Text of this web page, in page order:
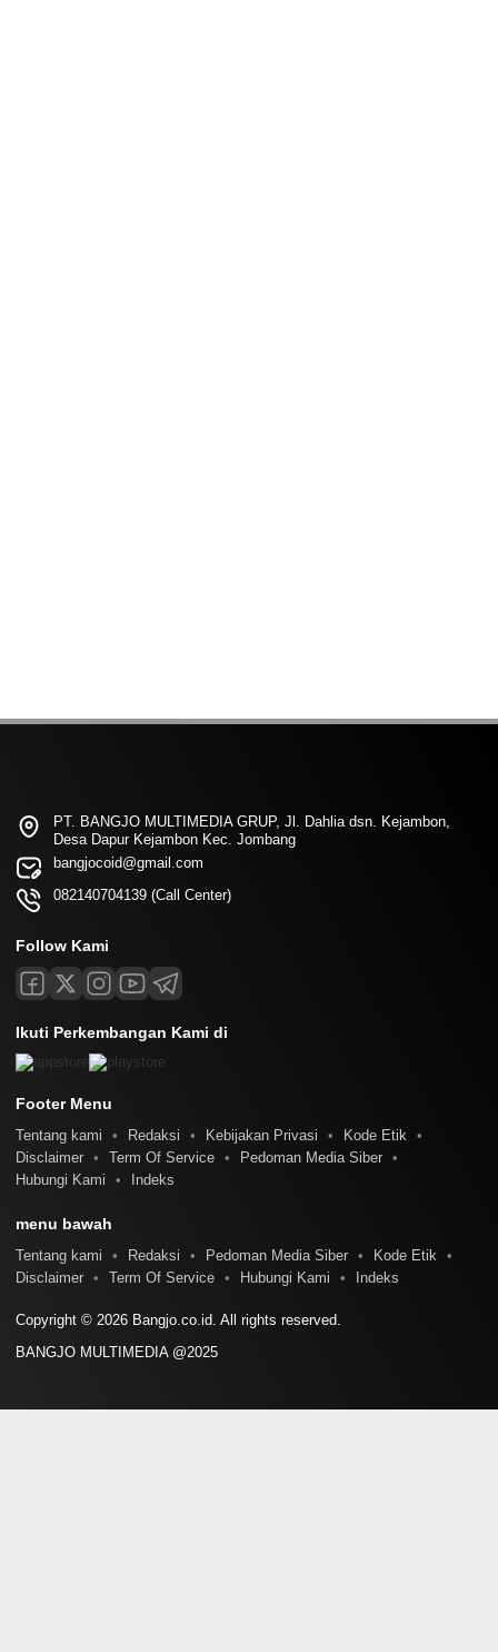
PT. BANGJO MULTIMEDIA GRUP, Jl. Dahlia dsn. Kejambon,
Desa Dapur Kejambon Kec. Jombang
bangjocoid@gmail.com
082140704139 (Call Center)
Follow Kami
Ikuti Perkembangan Kami di
Footer Menu
Tentang kami Redaksi Kebijakan Privasi
Kode Etik
Disclaimer
Term Of Service
Pedoman Media Siber
Hubungi Kami
Indeks
menu bawah
Tentang kami Redaksi Pedoman Media Siber
Kode Etik
Disclaimer
Term Of Service Hubungi Kami Indeks
Copyright © 2026 Bangjo.co.id. All rights reserved.
BANGJO MULTIMEDIA @2025